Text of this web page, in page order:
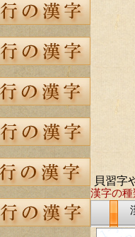
貝習字
漢字の種